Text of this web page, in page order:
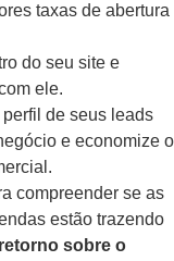
taxas de abertura
do seu site e
ele.
de seus leads
e economize o
compreender se as
estão trazendo
sobre o